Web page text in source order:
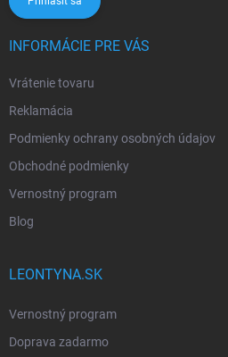
INFORMÁCIE PRE VÁS
Vrátenie tovaru
Reklamácia
Podmienky ochrany osobných údajov
Obchodné podmienky
Vernostný program
Blog
LEONTYNA.SK
Vernostný program
Doprava zadarmo